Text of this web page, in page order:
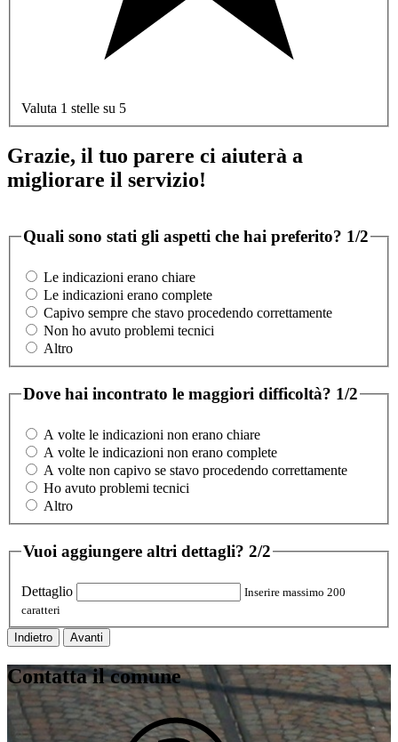
Valuta 1 stelle su 5
Grazie, il tuo parere ci aiuterà a
migliorare il servizio!
Quali sono stati gli aspetti che hai preferito? 1/2
Le indicazioni erano chiare
Le indicazioni erano complete
Capivo sempre che stavo procedendo correttamente
Non ho avuto problemi tecnici
Altro
Dove hai incontrato le maggiori difficoltà? 1/2
A volte le indicazioni non erano chiare
A volte le indicazioni non erano complete
A volte non capivo se stavo procedendo correttamente
Ho avuto problemi tecnici
Altro
Vuoi aggiungere altri dettagli? 2/2
Dettaglio
Inserire massimo 200
caratteri
Indietro Avanti
Contatta il comune